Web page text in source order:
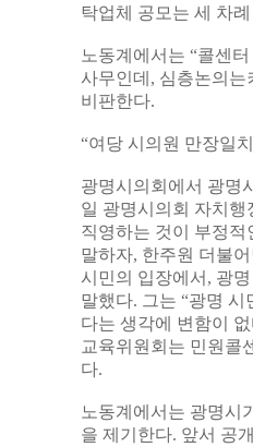
탁업체 공모는 세 차
노동계에서는 “콜센
사무인데, 심층논의
비판한다.
“여당 시의원 만장일
광명시의회에서 광명
일 광명시의회 자치
직영하는 것이 부정적
말하자, 한주원 더불
시민의 입장에서, 광
말했다. 그는 “광명
다는 생각에 변함이
교육위원회는 민원콜
다.
노동계에서는 광명시
을 제기한다. 앞서 공